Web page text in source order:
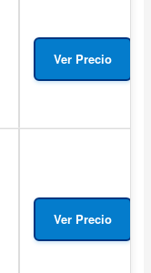
Ver Precio
Ver Precio